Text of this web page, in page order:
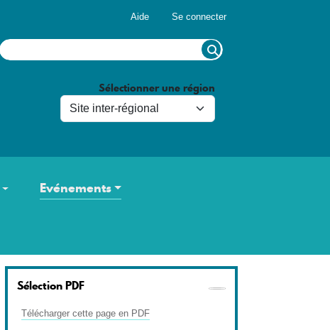
Aide Se connecter
Sélectionner une région
Evénements
Sélection PDF
Télécharger cette page en PDF